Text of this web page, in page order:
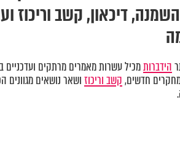
דיכאון, קשב וריכוז
הידברותמכיל עשרות מאמרים מרתקים ועדכניים
חדשים,קשב וריכוזושאר נושאים מגוונים